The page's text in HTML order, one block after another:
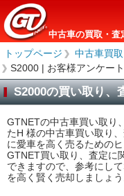
中古車の買取・査
トップページ ＞
中古車買
＞
S2000 | お客様アンケー
S2000の買い取り、
GTNETの中古車買い取り
たH 様の中古車買い取り
に愛車を高く売るための
GTNET買い取り、査定に
できますので、参考にし
を高く賢く売却しましょう